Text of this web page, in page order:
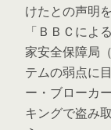
けたとの声明
「ＢＢＣによ
家安全保障局
テムの弱点に
ー・ブローカ
キングで盗み